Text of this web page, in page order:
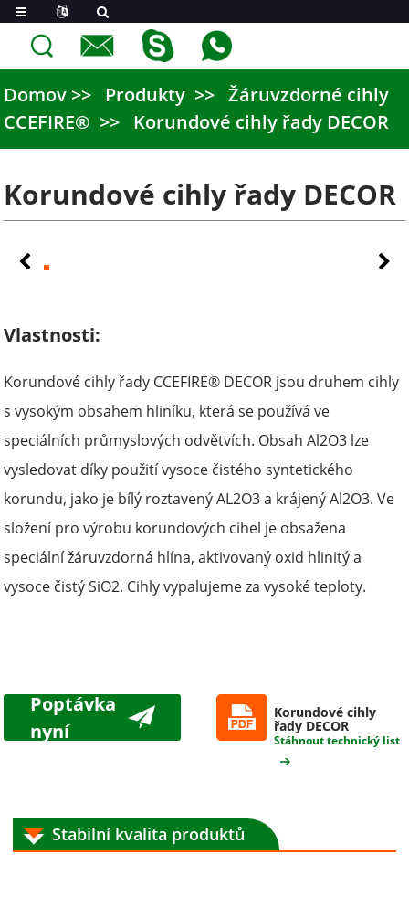
Domov Produkty
Žáruvzdorné cihly
CCEFIRE®
Korundové cihly řady DECOR
Korundové cihly řady DECOR
Vlastnosti:
Korundové cihly řady CCEFIRE® DECOR jsou druhem cihly
s vysokým obsahem hliníku, která se používá ve
speciálních průmyslových odvětvích. Obsah Al2O3 lze
vysledovat díky použití vysoce čistého syntetického
korundu, jako je bílý roztavený AL2O3 a krájený Al2O3. Ve
složení pro výrobu korundových cihel je obsažena
speciální žáruvzdorná hlína, aktivovaný oxid hlinitý a
vysoce čistý SiO2. Cihly vypalujeme za vysoké teploty.
Poptávka
nyní
Korundové cihly
řady DECOR
Stáhnout technický list
Stabilní kvalita produktů